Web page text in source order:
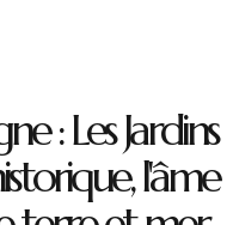
: Les Jardins
l'âme